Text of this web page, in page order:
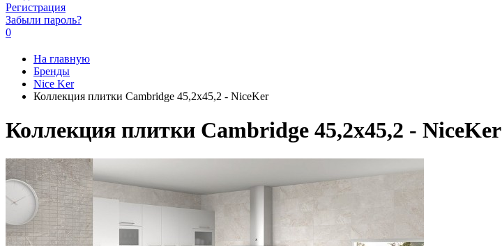
Регистрация
Забыли пароль?
0
На главную
Бренды
Nice Ker
Коллекция плитки Cambridge 45,2x45,2 - NiceKer
Коллекция плитки Cambridge 45,2x45,2 - NiceKer